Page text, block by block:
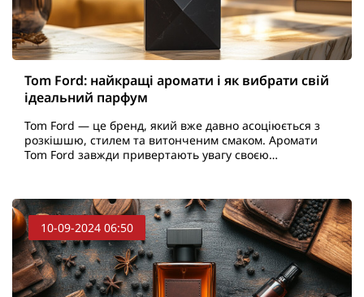
Tom Ford: найкращі аромати і як вибрати свій
ідеальний парфум
Tom Ford — це бренд, який вже давно асоціюється з
розкішшю, стилем та витонченим смаком. Аромати
Tom Ford завжди привертають увагу своєю
10-09-2024 06:50